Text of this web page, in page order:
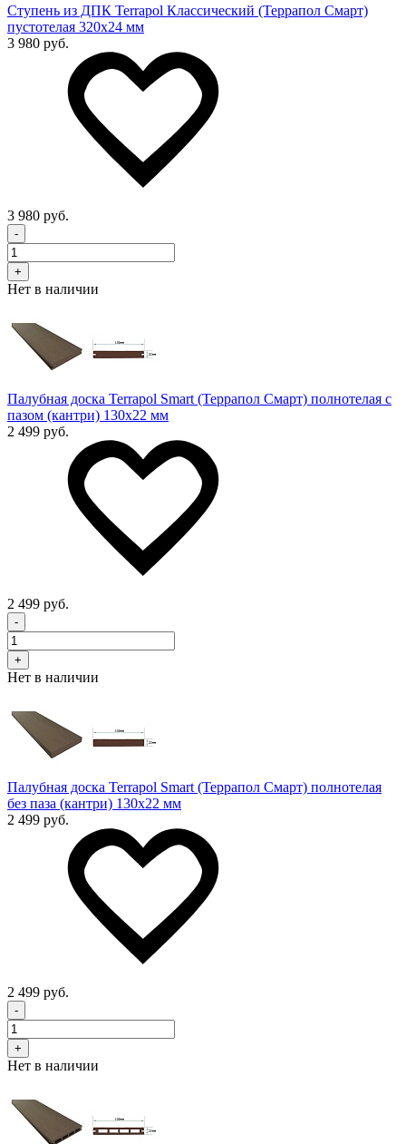
Ступень из ДПК Terrapol Классический (Террапол Смарт)
пустотелая 320х24 мм
3 980 руб.
3 980 руб.
-
+
Нет в наличии
Палубная доска Terrapol Smart (Террапол Смарт) полнотелая с
пазом (кантри) 130х22 мм
2 499 руб.
2 499 руб.
-
+
Нет в наличии
Палубная доска Terrapol Smart (Террапол Смарт) полнотелая
без паза (кантри) 130х22 мм
2 499 руб.
2 499 руб.
-
+
Нет в наличии